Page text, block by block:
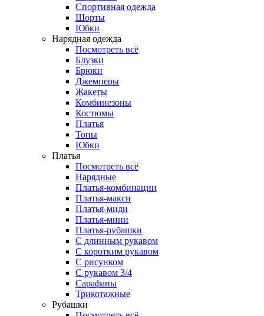
Спортивная одежда
Шорты
Юбки
Нарядная одежда
Посмотреть всё
Блузки
Брюки
Джемперы
Жакеты
Комбинезоны
Костюмы
Платья
Топы
Юбки
Платья
Посмотреть всё
Нарядные
Платья-комбинации
Платья-макси
Платья-миди
Платья-мини
Платья-рубашки
С длинным рукавом
С коротким рукавом
С рисунком
С рукавом 3/4
Сарафаны
Трикотажные
Рубашки